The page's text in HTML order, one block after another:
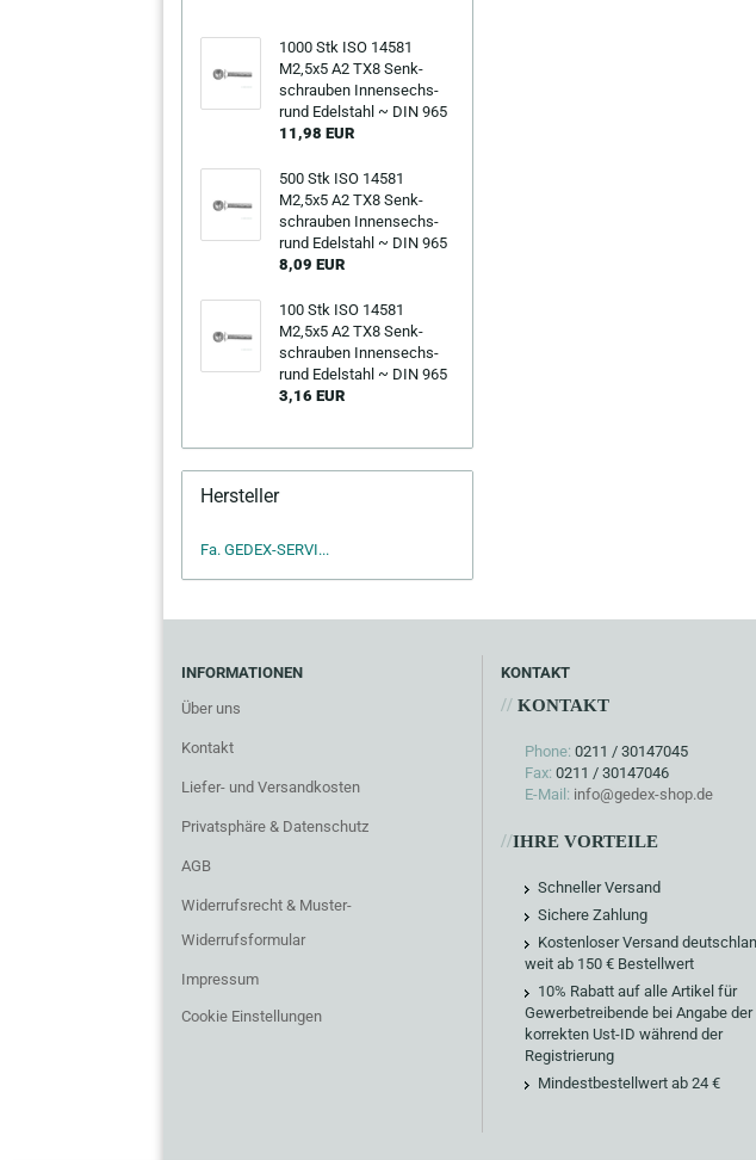
1000 Stk ISO 14581
M2,5x5 A2 TX8 Senk­
schrau­ben In­nen­sechs­
rund Edel­stahl ~ DIN 965
11,98 EUR
500 Stk ISO 14581
M2,5x5 A2 TX8 Senk­
schrau­ben In­nen­sechs­
rund Edel­stahl ~ DIN 965
8,09 EUR
100 Stk ISO 14581
M2,5x5 A2 TX8 Senk­
schrau­ben In­nen­sechs­
rund Edel­stahl ~ DIN 965
3,16 EUR
Hersteller
Fa. GEDEX-SERVI...
INFORMATIONEN
Über uns
Kontakt
Liefer- und Versandkosten
Privatsphäre & Datenschutz
AGB
Widerrufsrecht & Muster-
Widerrufsformular
Impressum
Cookie Einstellungen
KONTAKT
//KONTAKT
Phone: 0211 / 30147045
Fax: 0211 / 30147046
E-Mail: info@gedex-shop.de
//IHRE VORTEILE
Schneller Versand
Sichere Zahlung
Kostenloser Versand
weit ab 150 € Bestellwert
10% Rabatt auf alle Artikel für
Gewerbetreibende bei Angabe der
korrekten Ust-ID während der
Registrierung
Mindestbestellwert ab 24 €